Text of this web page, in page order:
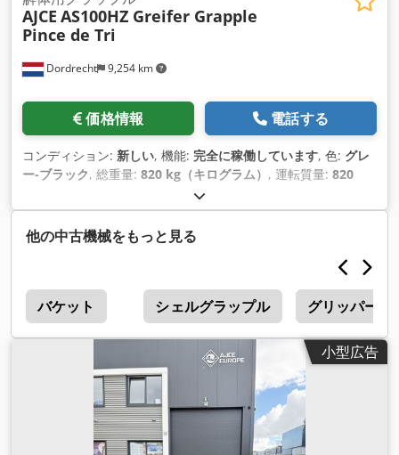
Dordrecht 9,254 km
AJCE AS100HZ Greifer Grapple
Pince de Tri
価格情報 電話する
コンディション: 新しい, 機能: 完全に稼働しています, 色: グレ
ー-ブラック, 総重量: 820 kg（キログラム） , 運転質量: 820
2026
他の中古機械をもっと見る
バケット シェルグラップル グリッパー
小型広告